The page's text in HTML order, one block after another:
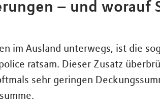
– und worauf
im Ausland unterwegs, ist die
ratsam. Dieser Zusatz
sehr geringen